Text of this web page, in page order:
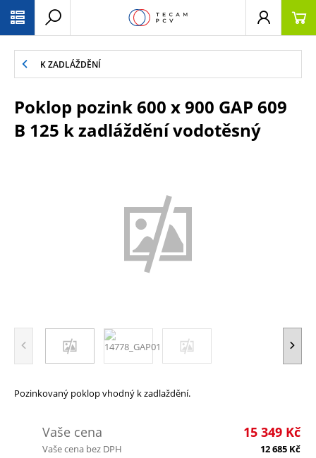
K ZADLÁŽDĚNÍ
Poklop pozink 600 x 900 GAP 609
B 125 k zadláždění vodotěsný
Pozinkovaný poklop vhodný k zadlaždění.
Vaše cena 15 349 Kč
Vaše cena bez DPH 12 685 Kč